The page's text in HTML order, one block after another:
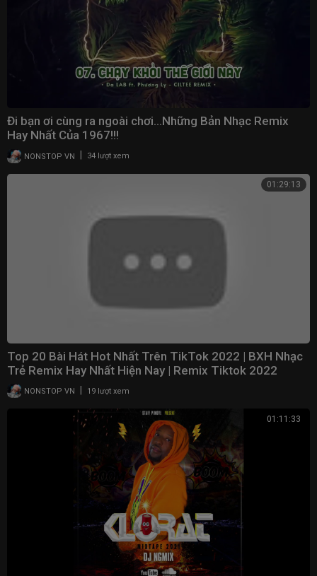
Đi bạn ơi cùng ra ngoài chơi…Những Bản Nhạc Remix
Hay Nhất Của 1967!!!
NONSTOP VN 34 lượt xem
01:29:13
Top 20 Bài Hát Hot Nhất Trên TikTok 2022 | BXH Nhạc
Trẻ Remix Hay Nhất Hiện Nay | Remix Tiktok 2022
NONSTOP VN 19 lượt xem
01:11:33